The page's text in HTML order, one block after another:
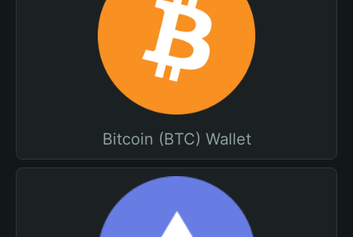
Bitcoin (BTC) Wallet